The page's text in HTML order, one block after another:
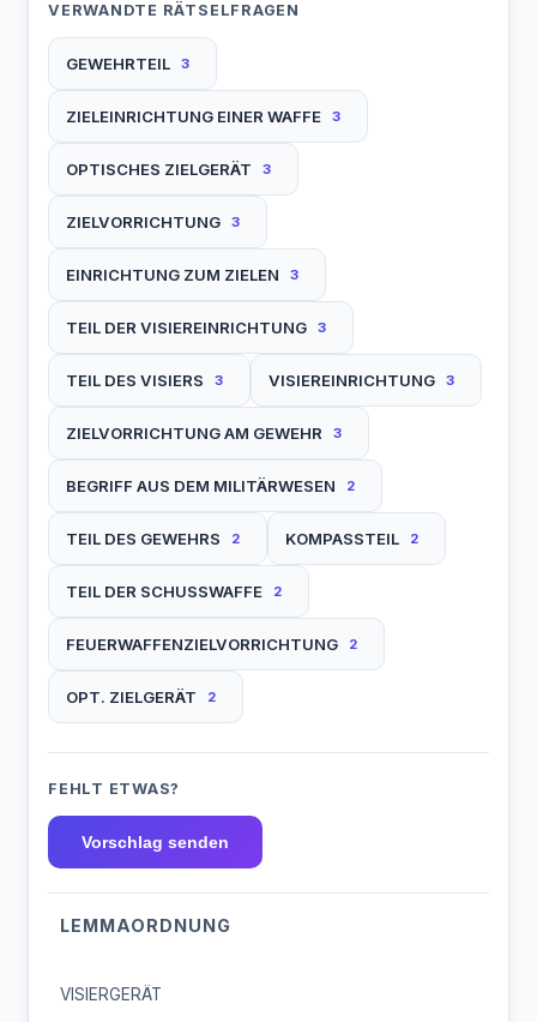
VERWANDTE RÄTSELFRAGEN
GEWEHRTEIL 3
ZIELEINRICHTUNG EINER WAFFE 3
OPTISCHES ZIELGERÄT 3
ZIELVORRICHTUNG 3
EINRICHTUNG ZUM ZIELEN 3
TEIL DER VISIEREINRICHTUNG 3
TEIL DES VISIERS 3 VISIEREINRICHTUNG 3
ZIELVORRICHTUNG AM GEWEHR 3
BEGRIFF AUS DEM MILITÄRWESEN 2
TEIL DES GEWEHRS 2 KOMPASSTEIL 2
TEIL DER SCHUSSWAFFE 2
FEUERWAFFENZIELVORRICHTUNG 2
OPT. ZIELGERÄT 2
FEHLT ETWAS?
Vorschlag senden
LEMMAORDNUNG
VISIERGERÄT